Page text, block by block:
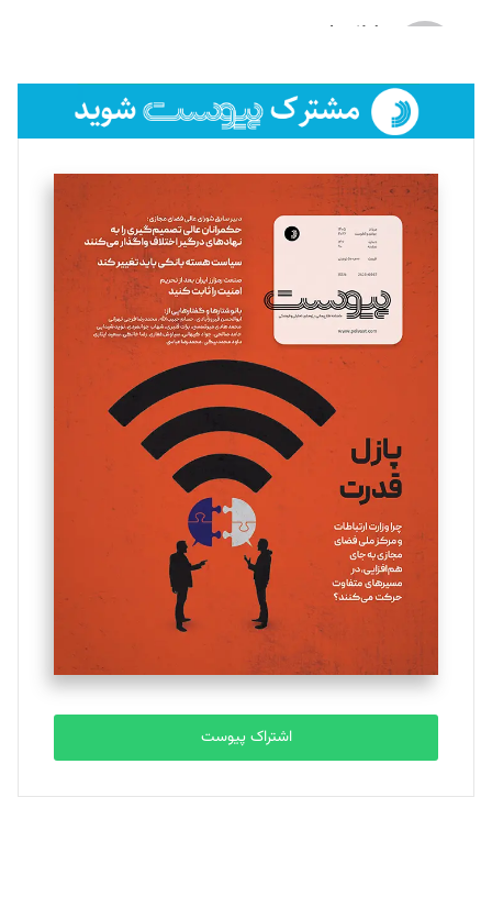
لیلا حنارود
فائزه فتحی رستمی
تحریریه
سروش کرمیان
تحریریه
مینا پاکدل
یسنا امان‌پور
تحریریه
ملینا جعفری
تحریریه
مصطفی مسجدی آرانی
تحریریه
بابک نقاش
تحریریه
اشتراک پیوست